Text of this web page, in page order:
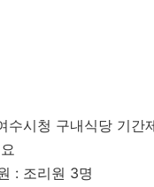
수시청 구내식당 기간
: 조리원 3명